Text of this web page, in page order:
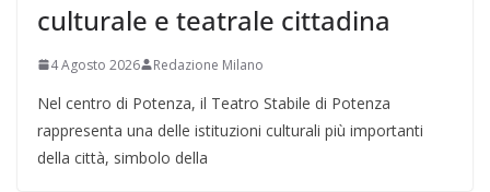
culturale e teatrale cittadina
4 Agosto 2026 Redazione Milano
Nel centro di Potenza, il Teatro Stabile di Potenza
rappresenta una delle istituzioni culturali più importanti
della città, simbolo della